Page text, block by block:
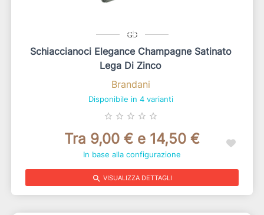
Schiaccianoci Elegance Champagne Satinato
Lega Di Zinco
Brandani
Disponibile in 4 varianti
star_border star_border star_border star_border star_border
Tra 9,00 € e 14,50 €
In base alla configurazione
search VISUALIZZA DETTAGLI